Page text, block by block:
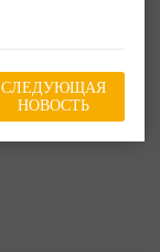
СЛЕДУЮЩАЯ
НОВОСТЬ